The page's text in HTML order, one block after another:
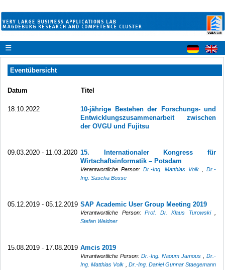
☰
Eventübersicht
Datum Titel
18.10.2022
10-jährige Bestehen der Forschungs- und
Entwicklungszusammenarbeit zwischen
der OVGU und Fujitsu
09.03.2020 - 11.03.2020 15. Internationaler Kongress für
Wirtschaftsinformatik – Potsdam
Verantwortliche Person:Dr.-Ing. Matthias Volk ,Dr.-
Ing. Sascha Bosse
05.12.2019 - 05.12.2019 SAP Academic User Group Meeting 2019
Verantwortliche Person:Prof. Dr. Klaus Turowski
Stefan Weidner
15.08.2019 - 17.08.2019 Amcis 2019
Verantwortliche Person:Dr.-Ing. Naoum Jamous ,Dr.-
Ing. Matthias Volk
Dr.-Ing. Daniel Gunnar Staegemann